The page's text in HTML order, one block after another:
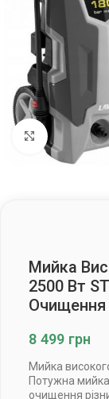
Клацніть,
Мийка
2500 Вт
Очищення
8 499 грн
Мийка
Потужна
очищення